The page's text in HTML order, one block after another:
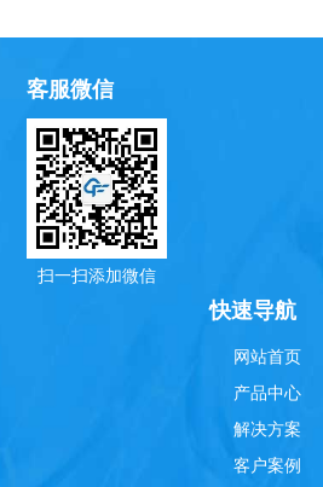
客服微信
扫一扫添加微信
快速导航
网站首页
产品中心
解决方案
客户案例